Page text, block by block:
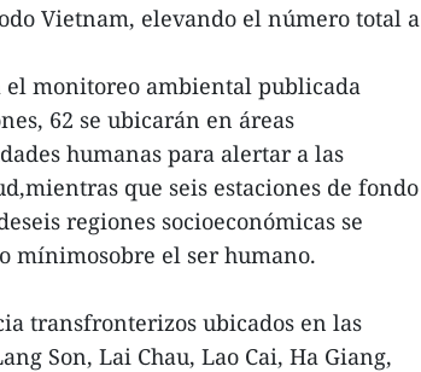
Vietnam, elevando el número total a
monitoreo ambiental publicada
62 se ubicarán en áreas
humanas para alertar a las
que seis estaciones de fondo
regiones socioeconómicas se
mínimosobre el ser humano.
transfronterizos ubicados en las
Son, Lai Chau, Lao Cai, Ha Giang,